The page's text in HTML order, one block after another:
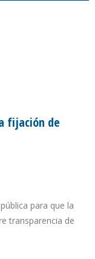
fijación de
para que la
transparencia de